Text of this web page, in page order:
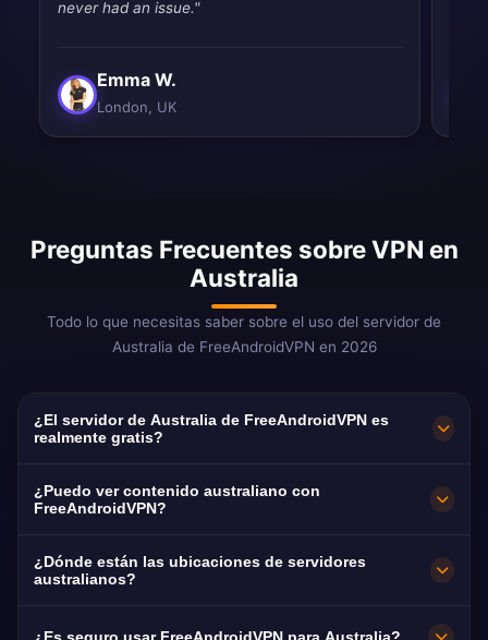
never had an issue."
Emma W.
London, UK
Preguntas Frecuentes sobre VPN en
Australia
Todo lo que necesitas saber sobre el uso del servidor de
Australia de FreeAndroidVPN en 2026
¿El servidor de Australia de FreeAndroidVPN es
realmente gratis?
es 100% gratis sin costes ocultos.
servidores VPN australianos en Sídney,
¿Puedo ver contenido australiano con
FreeAndroidVPN?
Nuestros servidores VPN de Australia están
optimizados para streaming de plataformas
¿Dónde están las ubicaciones de servidores
australianos?
FreeAndroidVPN mantiene múltiples servidores